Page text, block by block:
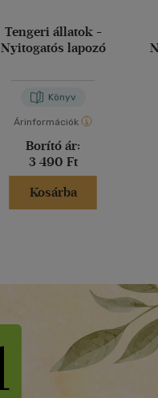
Tengeri állatok -
Nyitogatós lapozó
Könyv
Árinformációk
Borító ár:
3 490 Ft
Kosárba